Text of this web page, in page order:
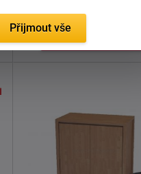
design ...
Přijmout vše